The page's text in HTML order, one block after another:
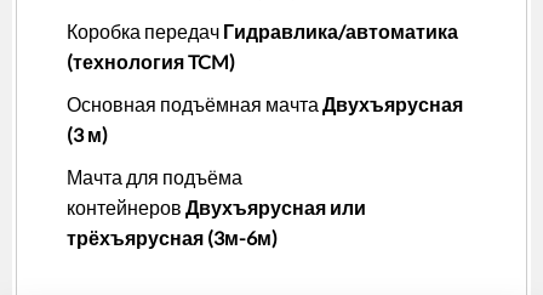
Коробка передач Гидравлика/автоматика
(технология TCM)
Основная подъёмная мачта Двухъярусная
(3 м)
Мачта для подъёма
контейнеров Двухъярусная или
трёхъярусная (3м-6м)